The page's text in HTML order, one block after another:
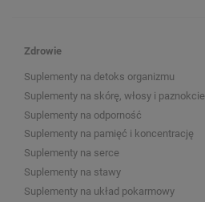
Zdrowie
Suplementy na detoks organizmu
Suplementy na skórę, włosy i paznokcie
Suplementy na odporność
Suplementy na pamięć i koncentrację
Suplementy na serce
Suplementy na stawy
Suplementy na układ pokarmowy